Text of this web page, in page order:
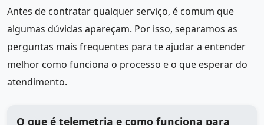
Antes de contratar qualquer serviço, é comum que
algumas dúvidas apareçam. Por isso, separamos as
perguntas mais frequentes para te ajudar a entender
melhor como funciona o processo e o que esperar do
atendimento.
O que é telemetria e como funciona para